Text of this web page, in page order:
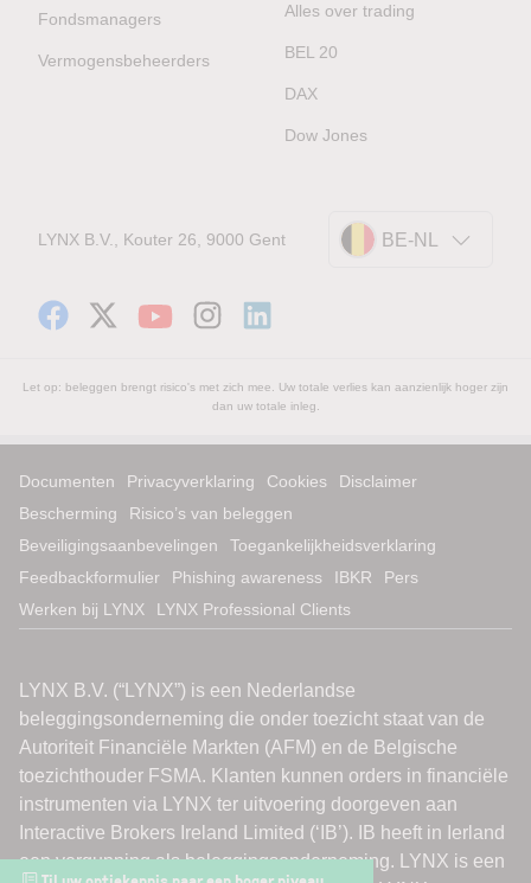
Fondsmanagers
Vermogensbeheerders
Alles over trading
BEL 20
DAX
Dow Jones
LYNX B.V., Kouter 26, 9000 Gent BE-NL
Let op: beleggen brengt risico's met zich mee. Uw totale verlies kan aanzienlijk hoger zijn
dan uw totale inleg.
Documenten Privacyverklaring Cookies
Disclaimer
Bescherming
Risico’s van beleggen
Beveiligingsaanbevelingen
Toegankelijkheidsverklaring
Feedbackformulier
Phishing awareness IBKR
Pers
Werken bij LYNX
LYNX Professional Clients